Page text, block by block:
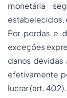
monetária
estabelecidos,
Por perdas e
exceções
danos
efetivamente
lucrar(art. 402).